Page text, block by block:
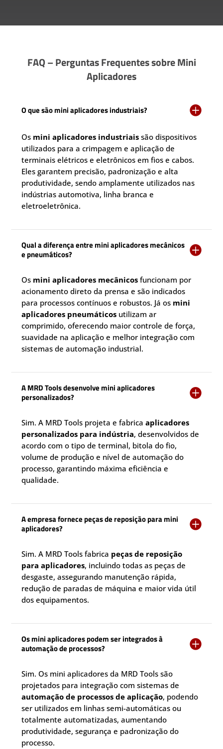
FAQ – Perguntas Frequentes sobre Mini
Aplicadores
O que são mini aplicadores industriais? 
Os mini aplicadores industriais são dispositivos
utilizados para a crimpagem e aplicação de
terminais elétricos e eletrônicos em fios e cabos.
Eles garantem precisão, padronização e alta
produtividade, sendo amplamente utilizados nas
indústrias automotiva, linha branca e
eletroeletrônica.
Qual a diferença entre mini aplicadores mecânicos
e pneumáticos?

Os mini aplicadores mecânicos funcionam por
acionamento direto da prensa e são indicados
para processos contínuos e robustos. Já os mini
aplicadores pneumáticos utilizam ar
comprimido, oferecendo maior controle de força,
suavidade na aplicação e melhor integração com
sistemas de automação industrial.
A MRD Tools desenvolve mini aplicadores
personalizados?

Sim. A MRD Tools projeta e fabricaaplicadores
personalizados para indústria, desenvolvidos de
acordo com o tipo de terminal, bitola do fio,
volume de produção e nível de automação do
processo, garantindo máxima eficiência e
qualidade.
A empresa fornece peças de reposição para mini
aplicadores?

Sim. A MRD Tools fabrica peças de reposição
para aplicadores, incluindo todas as peças de
desgaste, assegurando manutenção rápida,
redução de paradas de máquina e maior vida útil
dos equipamentos.
Os mini aplicadores podem ser integrados à
automação de processos?

Sim. Os mini aplicadores da MRD Tools são
projetados para integração com sistemas de
automação de processos de aplicação, podendo
ser utilizados em linhas semi-automáticas ou
totalmente automatizadas, aumentando
produtividade, segurança e padronização do
processo.